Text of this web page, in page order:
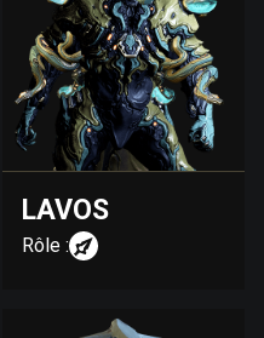
LAVOS
Rôle :